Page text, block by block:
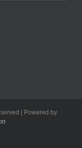
| Powered by